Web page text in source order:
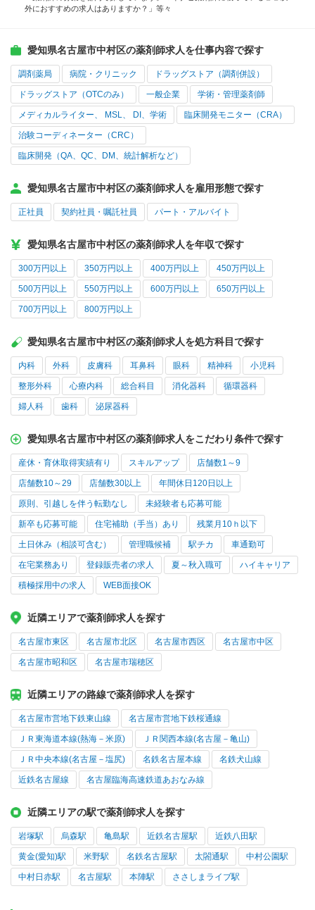
外におすすめの求人はありますか？」等々
愛知県名古屋市中村区の薬剤師求人を仕事内容で探す
調剤薬局 病院・クリニック ドラッグストア（調剤併設）
ドラッグストア（OTCのみ） 一般企業 学術・管理薬剤師
メディカルライター、 MSL、 DI、学術 臨床開発モニター（CRA）
治験コーディネーター（CRC）
臨床開発（QA、QC、DM、統計解析など）
愛知県名古屋市中村区の薬剤師求人を雇用形態で探す
正社員 契約社員・嘱託社員 パート・アルバイト
愛知県名古屋市中村区の薬剤師求人を年収で探す
300万円以上 350万円以上 400万円以上 450万円以上
500万円以上 550万円以上 600万円以上 650万円以上
700万円以上 800万円以上
愛知県名古屋市中村区の薬剤師求人を処方科目で探す
内科 外科 皮膚科 耳鼻科 眼科 精神科 小児科
整形外科 心療内科 総合科目 消化器科 循環器科
婦人科 歯科 泌尿器科
愛知県名古屋市中村区の薬剤師求人をこだわり条件で探す
産休・育休取得実績有り スキルアップ 店舗数1～9
店舗数10～29 店舗数30以上 年間休日120日以上
原則、引越しを伴う転勤なし 未経験者も応募可能
新卒も応募可能 住宅補助（手当）あり 残業月10ｈ以下
土日休み（相談可含む） 管理職候補 駅チカ 車通勤可
在宅業務あり 登録販売者の求人 夏～秋入職可 ハイキャリア
積極採用中の求人 WEB面接OK
近隣エリアで薬剤師求人を探す
名古屋市東区 名古屋市北区 名古屋市西区 名古屋市中区
名古屋市昭和区 名古屋市瑞穂区
近隣エリアの路線で薬剤師求人を探す
名古屋市営地下鉄東山線 名古屋市営地下鉄桜通線
ＪＲ東海道本線(熱海－米原) ＪＲ関西本線(名古屋－亀山)
ＪＲ中央本線(名古屋－塩尻) 名鉄名古屋本線 名鉄犬山線
近鉄名古屋線 名古屋臨海高速鉄道あおなみ線
近隣エリアの駅で薬剤師求人を探す
岩塚駅 烏森駅 亀島駅 近鉄名古屋駅 近鉄八田駅
黄金(愛知)駅 米野駅 名鉄名古屋駅 太閤通駅 中村公園駅
中村日赤駅 名古屋駅 本陣駅 ささしまライブ駅